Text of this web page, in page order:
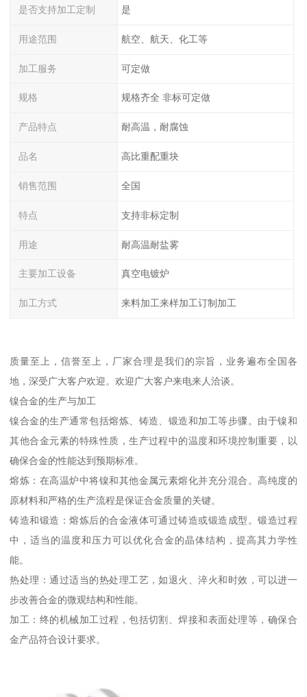
是否支持加工定制 是
用途范围 航空、航天、化工等
加工服务 可定做
规格 规格齐全 非标可定做
产品特点 耐高温，耐腐蚀
品名 高比重配重块
销售范围 全国
特点 支持非标定制
用途 耐高温耐盐雾
主要加工设备 真空电镀炉
加工方式 来料加工来样加工订制加工
质量至上，信誉至上，厂家合理是我们的宗旨，业务遍布全国各
地，深受广大客户欢迎。欢迎广大客户来电来人洽谈。
镍合金的生产与加工
镍合金的生产通常包括熔炼、铸造、锻造和加工等步骤。由于镍和
其他合金元素的特殊性质，生产过程中的温度和环境控制重要，以
确保合金的性能达到预期标准。
熔炼：在高温炉中将镍和其他金属元素熔化并充分混合。高纯度的
原材料和严格的生产流程是保证合金质量的关键。
铸造和锻造：熔炼后的合金液体可通过铸造或锻造成型。锻造过程
中，适当的温度和压力可以优化合金的晶体结构，提高其力学性
能。
热处理：通过适当的热处理工艺，如退火、淬火和时效，可以进一
步改善合金的微观结构和性能。
加工：终的机械加工过程，包括切割、焊接和表面处理等，确保合
金产品符合设计要求。